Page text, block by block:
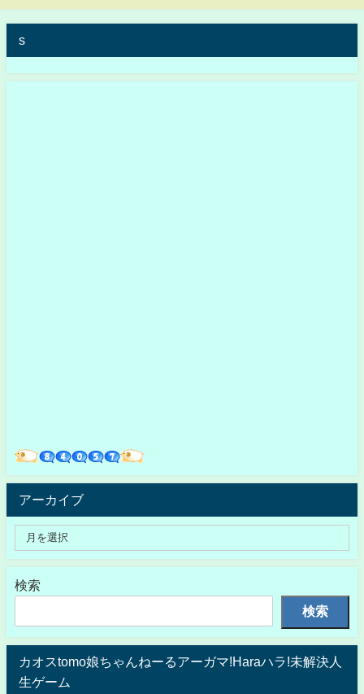
s
アーカイブ
検索
検索
カオスtomo娘ちゃんねーるアーガマ!Haraハラ!未解決人
生ゲーム